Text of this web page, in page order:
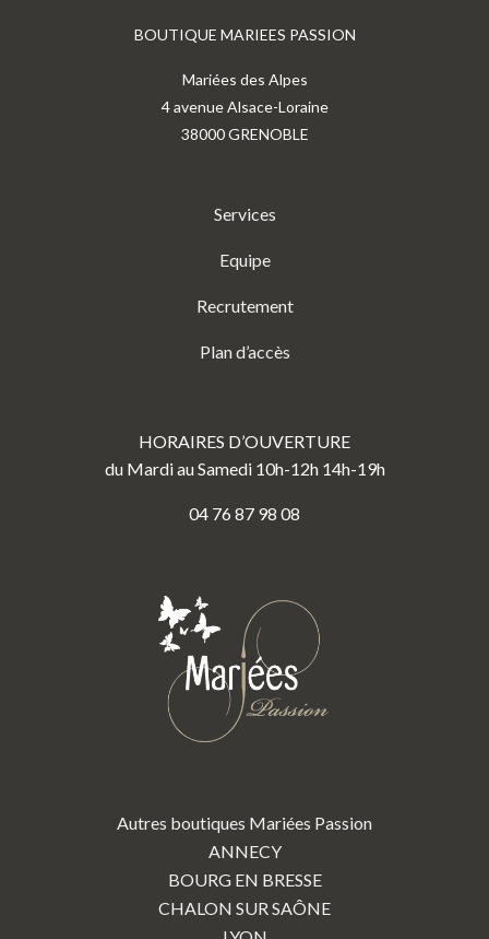
BOUTIQUE MARIEES PASSION
Mariées des Alpes
4 avenue Alsace-Loraine
38000 GRENOBLE
Services
Equipe
Recrutement
Plan d’accès
HORAIRES D’OUVERTURE
du Mardi au Samedi 10h-12h 14h-19h
04 76 87 98 08
Autres boutiques Mariées Passion
ANNECY
BOURG EN BRESSE
CHALON SUR SAÔNE